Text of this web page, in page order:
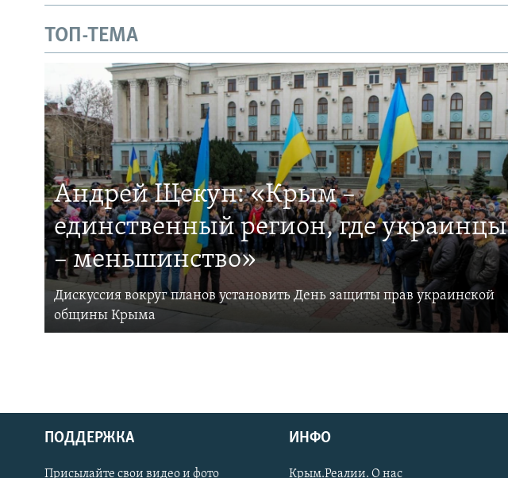
Українською
ТОП-ТЕМА
Андрей Щекун: «Крым –
единственный регион, где украинцы
– меньшинство»
Дискуссия вокруг планов установить День защиты прав украинской
общины Крыма
ПОДДЕРЖКА
Присылайте свои видео и фото
ИНФО
Крым.Реалии. О нас